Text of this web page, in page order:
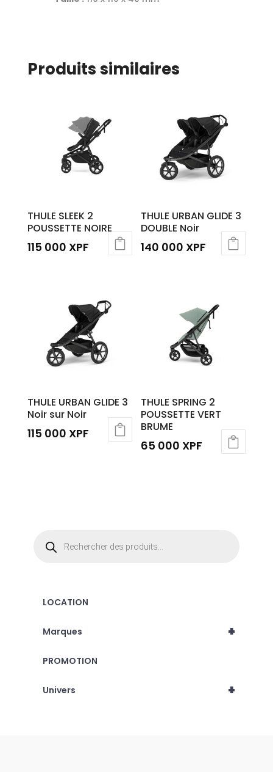
Produits similaires
THULE SLEEK 2
POUSSETTE NOIRE
115 000 XPF
THULE URBAN GLIDE 3
DOUBLE Noir
140 000 XPF
THULE URBAN GLIDE 3
Noir sur Noir
115 000 XPF
THULE SPRING 2
POUSSETTE VERT
BRUME
65 000 XPF
produits
LOCATION
+
Marques
PROMOTION
+
Univers